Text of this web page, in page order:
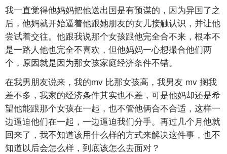
我一直觉得他妈妈把他送出国是有预谋的，因为异国了之
后，他妈就开始逼着他跟她朋友的女儿接触认识，并让他
尝试着交往。他跟我说那个女孩跟他完全合不来，根本不
是一路人他也完全不喜欢，但他妈妈一心想撮合他们两
个，原因就是因为那女孩家庭经济条件不错。
在我男朋友说来，我的mv 比那女孩高，我男友 mv 搁我
差不多，我家的经济条件其实也不差，可是他妈却还是希
望他能跟那个女孩在一起，也不管他俩合不合适，这样一
边逼迫他们在一起，一边逼迫我们分手。再过几个月他就
回来了，我不知道该用什么样的方式来解决这件事，也不
知道以后会怎么样，到底该怎么去面对？